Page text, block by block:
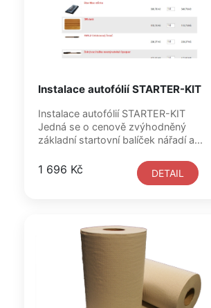
Instalace autofólií STARTER-KIT
Instalace autofólií STARTER-KIT
Jedná se o cenově zvýhodněný
základní startovní balíček nářadí a...
1 696 Kč DETAIL